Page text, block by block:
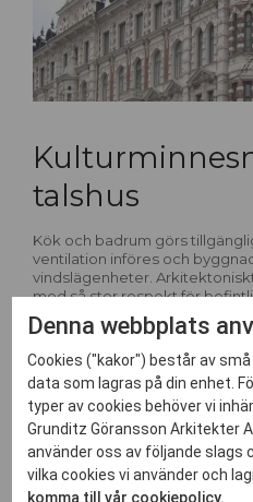
talshus
Kök och badrum görs
ventilation införes och
vindslägenheter.
med så stor respekt för
Färdigställandeår: 2020.
Byggherre: Familjebostäder
Denna webbplats
Cookies ("kakor") består av
data som lagras på din enhet.
typer av cookies behöver vi
Grunditz Göransson Arkitekter
använder oss av följande slags
vilka cookies vi använder och
komma till vår cookiepolicy.